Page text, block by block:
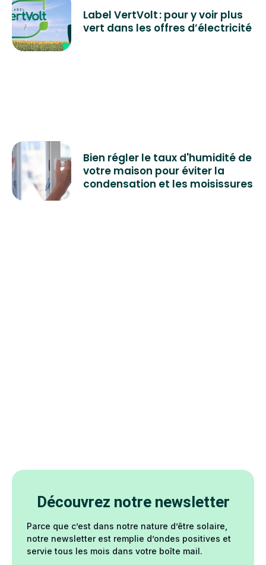
Label VertVolt : pour y voir plus
vert dans les offres d’électricité
Bien régler le taux d'humidité de
votre maison pour éviter la
condensation et les moisissures
Découvrez notre newsletter
Parce que c’est dans notre nature d’être solaire,
notre newsletter est remplie d’ondes positives et
servie tous les mois dans votre boîte mail.